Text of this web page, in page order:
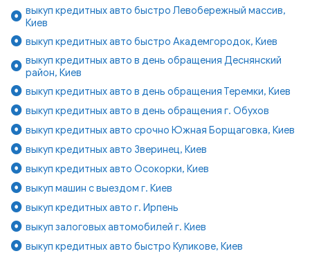
выкуп кредитных авто быстро Левобережный массив,
Киев
выкуп кредитных авто быстро Академгородок, Киев
выкуп кредитных авто в день обращения Деснянский
район, Киев
выкуп кредитных авто в день обращения Теремки, Киев
выкуп кредитных авто в день обращения г. Обухов
выкуп кредитных авто срочно Южная Борщаговка, Киев
выкуп кредитных авто Зверинец, Киев
выкуп кредитных авто Осокорки, Киев
выкуп машин с выездом г. Киев
выкуп кредитных авто г. Ирпень
выкуп залоговых автомобилей г. Киев
выкуп кредитных авто быстро Куликове, Киев